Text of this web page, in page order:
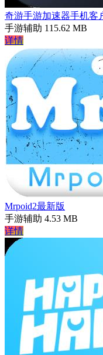
奇游手游加速器手机客
手游辅助 115.62 MB
详情
Mrpoid2最新版
手游辅助 4.53 MB
详情